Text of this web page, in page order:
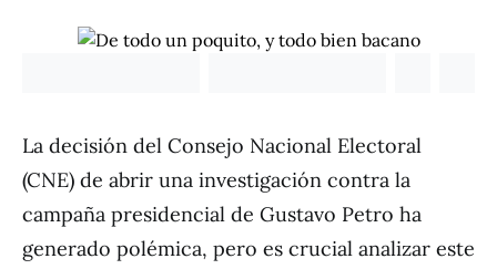
La decisión del Consejo Nacional Electoral
(CNE) de abrir una investigación contra la
campaña presidencial de Gustavo Petro ha
generado polémica, pero es crucial analizar este